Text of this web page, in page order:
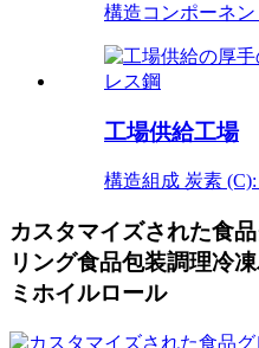
構造コンポーネン
工場供給工場
構造組成 炭素
カスタマイズされた食
リング食品包装調理冷
ミホイルロール